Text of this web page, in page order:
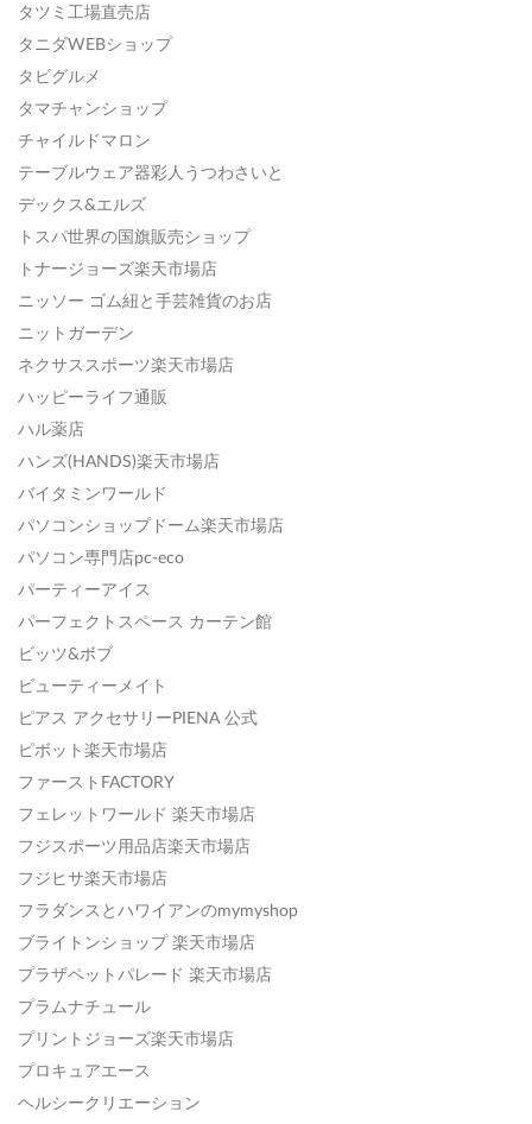
タツミ工場直売店
タニダWEBショップ
タビグルメ
タマチャンショップ
チャイルドマロン
テーブルウェア器彩人うつわさいと
デックス&エルズ
トスパ世界の国旗販売ショップ
トナージョーズ楽天市場店
ニッソー ゴム紐と手芸雑貨のお店
ニットガーデン
ネクサススポーツ楽天市場店
ハッピーライフ通販
ハル薬店
ハンズ(HANDS)楽天市場店
バイタミンワールド
パソコンショップドーム楽天市場店
パソコン専門店pc-eco
パーティーアイス
パーフェクトスペース カーテン館
ビッツ&ボブ
ビューティーメイト
ピアス アクセサリーPIENA 公式
ピボット楽天市場店
ファーストFACTORY
フェレットワールド 楽天市場店
フジスポーツ用品店楽天市場店
フジヒサ楽天市場店
フラダンスとハワイアンのmymyshop
ブライトンショップ 楽天市場店
プラザペットパレード 楽天市場店
プラムナチュール
プリントジョーズ楽天市場店
プロキュアエース
ヘルシークリエーション